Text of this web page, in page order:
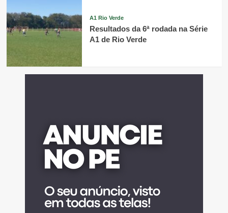
A1 Rio Verde
Resultados da 6ª rodada na Série
A1 de Rio Verde